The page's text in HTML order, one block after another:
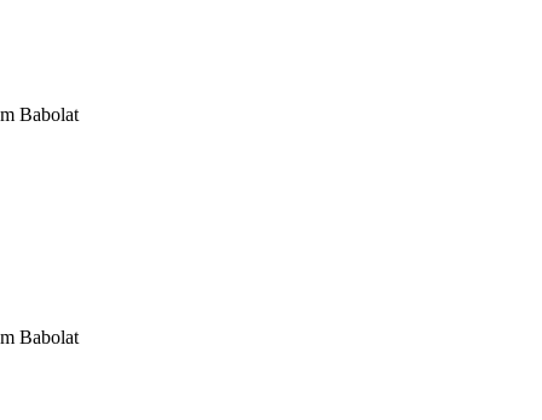
Babolat
Babolat